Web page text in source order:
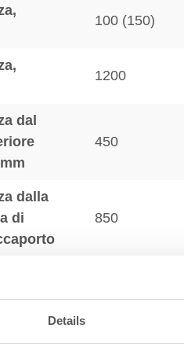
Details
100 (150)
1200
dal
450
dalla
di
850